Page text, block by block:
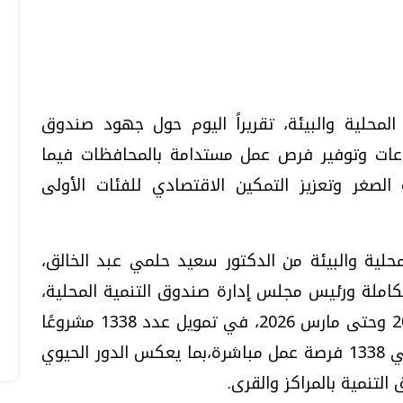
والبيئة، تقريراً اليوم حول جهود صندوق
وتوفير فرص عمل مستدامة بالمحافظات فيما
وتعزيز التمكين الاقتصادي للفئات الأولى
والبيئة من الدكتور سعيد حلمي عبد الخالق،
ورئيس مجلس إدارة صندوق التنمية المحلية،
أن الصندوق نجح، خلال الفترة من يوليو 2025 وحتى مارس 2026، في تمويل عدد 1338 مشروعًا
صغيرًا ومتناهي الصغر بـ17 محافظة، بإجمالي 1338 فرصة عمل مباشرة،بما يعكس الدور الحيوي
بالمراكز والقرى.
وإجابات
السبت، 01 اغسطس 2026 10:25 ص